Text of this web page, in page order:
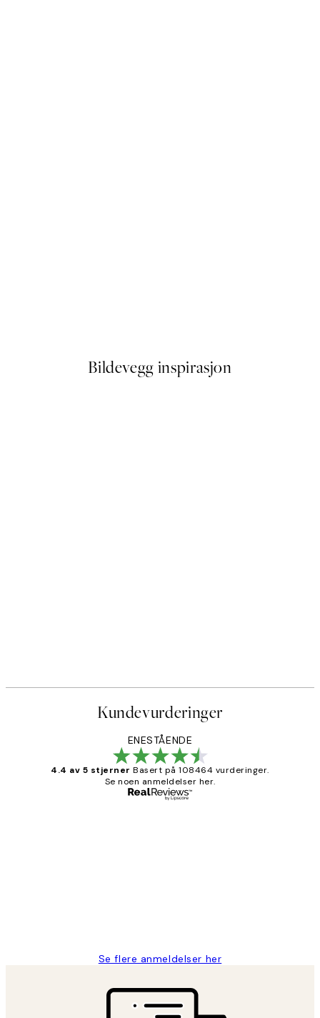
Bildevegg inspirasjon
Kundevurderinger
ENESTÅENDE
4.4 av 5 stjerner Basert på 108464 vurderinger.
Se noen anmeldelser her.
Se flere anmeldelser her